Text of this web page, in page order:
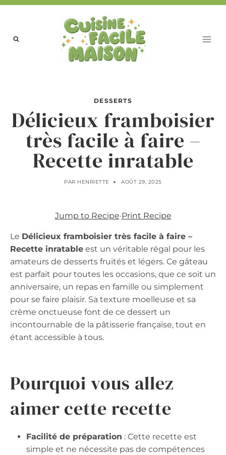
Aller
DESSERTS
Délicieux framboisier
très facile à faire –
Recette inratable
PAR HENRIETTE AOÛT 29, 2025
Jump to Recipe·Print Recipe
Le Délicieux framboisier très facile à faire –
Recette inratable est un véritable régal pour les
amateurs de desserts fruités et légers. Ce gâteau
est parfait pour toutes les occasions, que ce soit un
anniversaire, un repas en famille ou simplement
pour se faire plaisir. Sa texture moelleuse et sa
crème onctueuse font de ce dessert un
incontournable de la pâtisserie française, tout en
étant accessible à tous.
Pourquoi vous allez
aimer cette recette
Facilité de préparation : Cette recette est
simple et ne nécessite pas de compétences